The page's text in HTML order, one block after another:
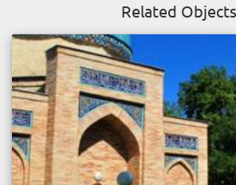
Related Objects